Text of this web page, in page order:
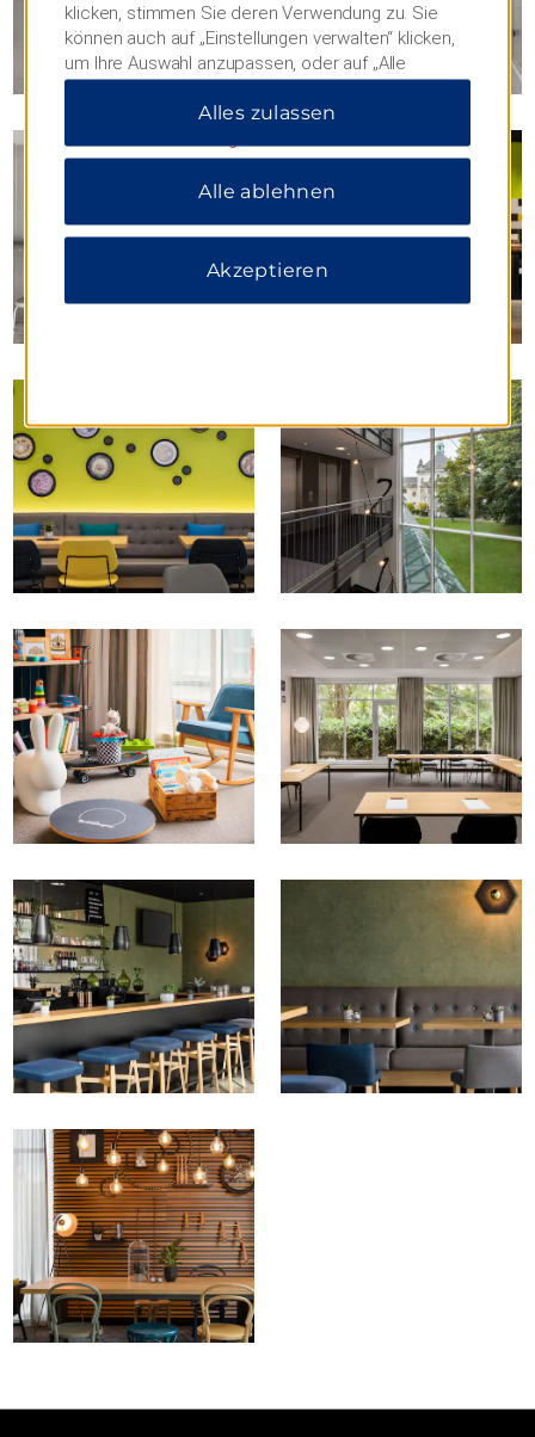
klicken, stimmen Sie deren Verwendung zu. Sie
können auch auf „Einstellungen verwalten“ klicken,
um Ihre Auswahl anzupassen, oder auf „Alle
ablehnen“, um nur wichtige Cookies zuzulassen.
Weitere Informationen finden Sie in unserer
Alles zulassen
Alle ablehnen
Akzeptieren